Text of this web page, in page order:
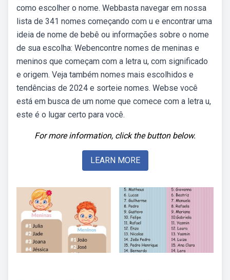
como escolher o nome. Webbasta navegar em nossa
lista de 341 nomes começando com u e encontrar uma
ideia de nome de bebê ou informações sobre o nome
de sua escolha: Webencontre nomes de meninas e
meninos que começam com a letra u, com significado
e origem. Veja também nomes mais escolhidos e
tendências de 2024 e sorteie nomes. Webse você
está em busca de um nome que comece com a letra u,
este é o lugar certo para você.
For more information, click the button below.
LEARN MORE